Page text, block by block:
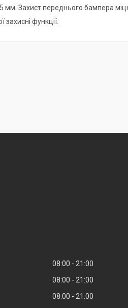
Захист переднього бампера
функції.
08:00
21:00
08:00
21:00
08:00
21:00